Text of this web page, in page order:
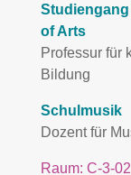
of Arts
Professur für
Bildung
Schulmusik
Dozent für
Raum: C-3-02